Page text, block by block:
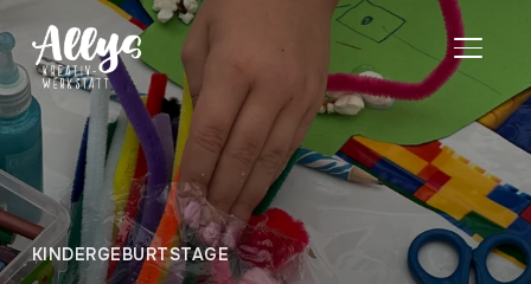
KINDERGEBURTSTAGE